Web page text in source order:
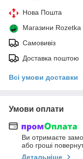
Нова Пошта
Магазини Rozetka
Самовивіз
Доставка поштою
Всі умови доставки
Умови оплати
Ви отримаєте
або гроші
Детальніше